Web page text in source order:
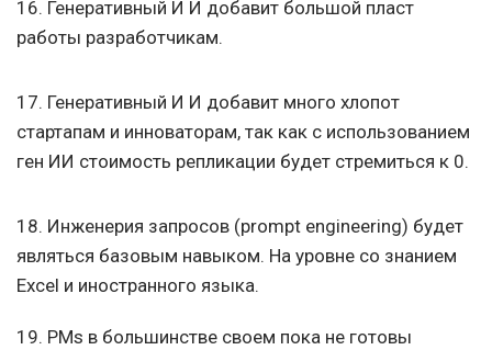
16. Генеративный И И добавит большой пласт
работы разработчикам.
17. Генеративный И И добавит много хлопот
стартапам и инноваторам, так как с использованием
ген ИИ стоимость репликации будет стремиться к 0.
18. Инженерия запросов (prompt engineering) будет
являться базовым навыком. На уровне со знанием
Excel и иностранного языка.
19. PMs в большинстве своем пока не готовы